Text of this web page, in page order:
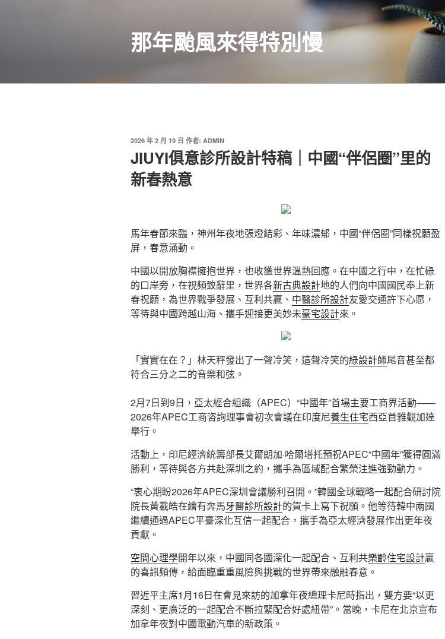
那年颱風來得特別慢
發
於
2026 年 2 月 19 日 作者: ADMIN
JIUYI俱意診所設計特稿｜中國“伴侶圈”里的
新春熱意
馬年春節來臨，神州年夜地張燈結彩、年味濃郁，中國“伴侶圈”同樣祝願盈
屏，春意涌動。
中國以開放胸襟擁抱世界，也收獲世界溫熱回應。在中國之行中，在忙碌
的口岸旁，在視頻致辭里，世界各新古典設計地的人們向中國國民奉上新
春祝願，為世界戰爭發展、互利共贏、 中醫診所設計友愛交通許下心愿，
等待與中國跨越山海、攜手迎接更美妙未豪宅設計來。
「實實在在？」林天秤發出了一聲冷笑，這聲冷笑的綠設計師尾音甚至都
符合三分之二的音樂和弦。
2月7日到9日，亞太經合組織（APEC）“中國年”首場主要工商界活動——
2026年APEC工商咨詢理事會初次會議在印度尼養生住宅西亞首雅觀加達
舉行。
活動上，印尼經濟統籌部長艾爾朗加·哈爾塔托預祝APEC“中國年”獲得圓滿
勝利，等待與各方共赴深圳之約，攜手為區域配合繁榮注進強勁動力。
“衷心期盼2026年APEC深圳會議勝利召開。”韓國全球戰略一起配合研討院
院長黃載皓在繪有奔馬牙醫診所設計的賀卡上寫下祝願。他等待韓中兩國
繼續通過APEC平臺深化互信一起配合，攜手為亞太經濟發展作出更年夜
貢獻。
空間心理學開年以來，中國同各國深化一起配合、互利共樂齡住宅設計贏
的喜訊頻傳，給面臨重重風險與挑戰的世界帶來融融春意。
習近平主席1月16日在會見來訪的加拿年夜總理卡尼時指出，雙方要“以更
深刻、更廣泛的一起配合不斷拉緊配合好處紐帶”。當晚，卡尼在北京宣布
加拿年夜對中國電動汽車的新政策。